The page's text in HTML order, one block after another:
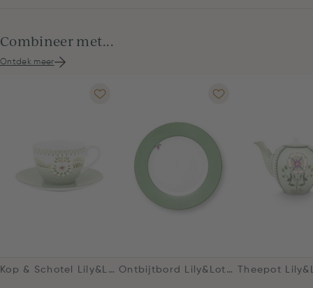
Combineer met...
Ontdek meer
Kop & Schotel Lily&Lotus Tegels Licht Groen Ontbijtbord Lily&Lotus Uni Licht Groen 23cm